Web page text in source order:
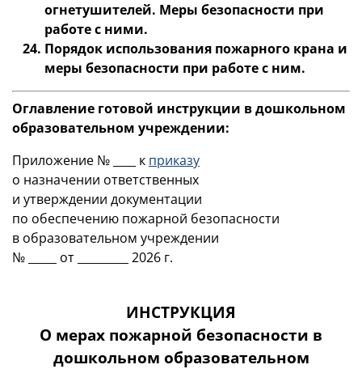
огнетушителей. Меры безопасности при
работе с ними.
Порядок использования пожарного крана и
меры безопасности при работе с ним.
Оглавление готовой инструкции в дошкольном
образовательном учреждении:
Приложение № ____ к приказу
о назначении ответственных
и утверждении документации
по обеспечению пожарной безопасности
в образовательном учреждении
№ _____ от _________ 2026 г.
ИНСТРУКЦИЯ
О мерах пожарной безопасности в
дошкольном образовательном